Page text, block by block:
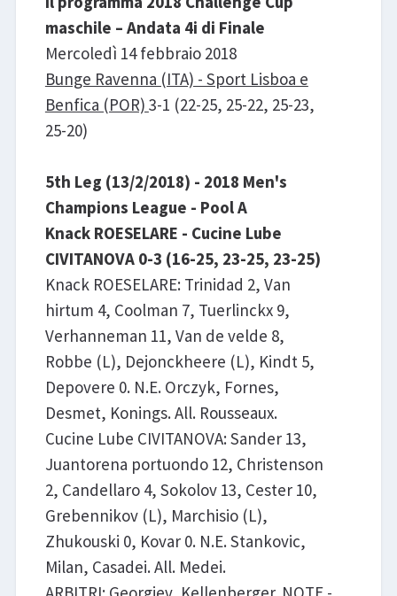
maschile – Andata 4i di Finale
Mercoledì 14 febbraio 2018
Bunge Ravenna (ITA) - Sport Lisboa e
Benfica (POR) 3-1 (22-25, 25-22, 25-23,
25-20)
5th Leg (13/2/2018) - 2018 Men's
Champions League - Pool A
Knack ROESELARE - Cucine Lube
CIVITANOVA 0-3 (16-25, 23-25, 23-25)
Knack ROESELARE: Trinidad 2, Van
hirtum 4, Coolman 7, Tuerlinckx 9,
Verhanneman 11, Van de velde 8,
Robbe (L), Dejonckheere (L), Kindt 5,
Depovere 0. N.E. Orczyk, Fornes,
Desmet, Konings. All. Rousseaux.
Cucine Lube CIVITANOVA: Sander 13,
Juantorena portuondo 12, Christenson
2, Candellaro 4, Sokolov 13, Cester 10,
Grebennikov (L), Marchisio (L),
Zhukouski 0, Kovar 0. N.E. Stankovic,
Milan, Casadei. All. Medei.